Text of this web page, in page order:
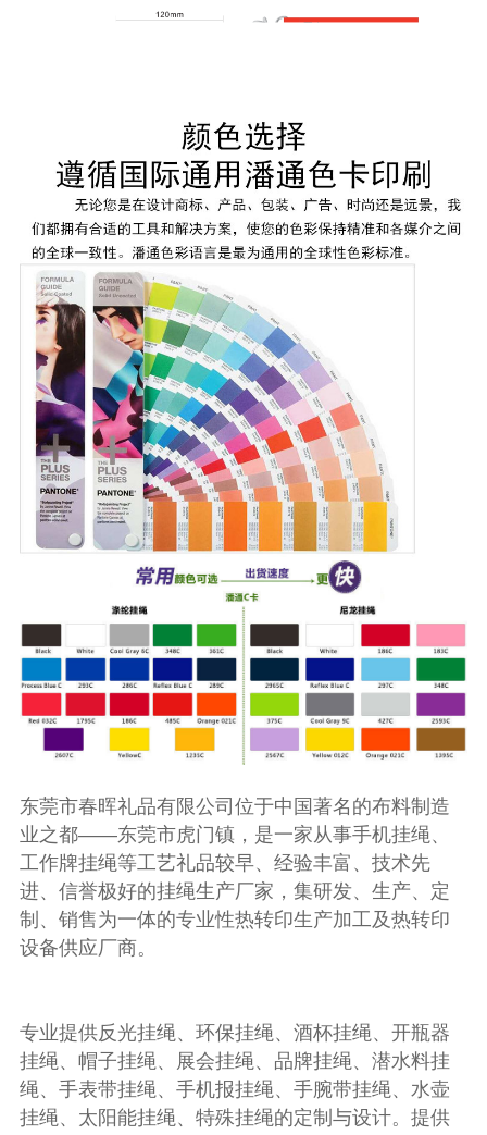
东莞市春晖礼品有限公司位于中国著名的布料制造
业之都——东莞市虎门镇，是一家从事手机挂绳、
工作牌挂绳等工艺礼品较早、经验丰富、技术先
进、信誉极好的挂绳生产厂家，集研发、生产、定
制、销售为一体的专业性热转印生产加工及热转印
设备供应厂商。
专业提供反光挂绳、环保挂绳、酒杯挂绳、开瓶器
挂绳、帽子挂绳、展会挂绳、品牌挂绳、潜水料挂
绳、手表带挂绳、手机报挂绳、手腕带挂绳、水壶
挂绳、太阳能挂绳、特殊挂绳的定制与设计。提供